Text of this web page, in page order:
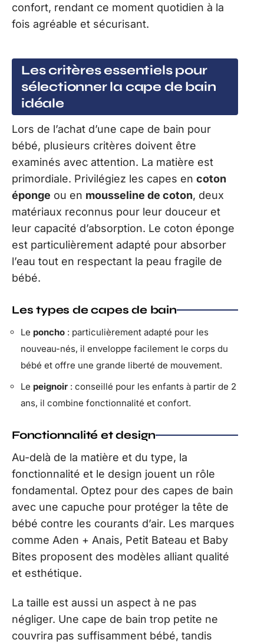
confort, rendant ce moment quotidien à la
fois agréable et sécurisant.
Les critères essentiels pour
sélectionner la cape de bain
idéale
Lors de l’achat d’une cape de bain pour
bébé, plusieurs critères doivent être
examinés avec attention. La matière est
primordiale. Privilégiez les capes en coton
éponge ou en mousseline de coton, deux
matériaux reconnus pour leur douceur et
leur capacité d’absorption. Le coton éponge
est particulièrement adapté pour absorber
l’eau tout en respectant la peau fragile de
bébé.
Les types de capes de bain
Le poncho : particulièrement adapté pour les
nouveau-nés, il enveloppe facilement le corps du
bébé et offre une grande liberté de mouvement.
Le peignoir : conseillé pour les enfants à partir de 2
ans, il combine fonctionnalité et confort.
Fonctionnalité et design
Au-delà de la matière et du type, la
fonctionnalité et le design jouent un rôle
fondamental. Optez pour des capes de bain
avec une capuche pour protéger la tête de
bébé contre les courants d’air. Les marques
comme Aden + Anais, Petit Bateau et Baby
Bites proposent des modèles alliant qualité
et esthétique.
La taille est aussi un aspect à ne pas
négliger. Une cape de bain trop petite ne
couvrira pas suffisamment bébé, tandis